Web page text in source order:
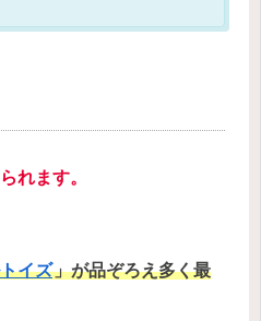
れます。
イズ」が品ぞろえ多く最